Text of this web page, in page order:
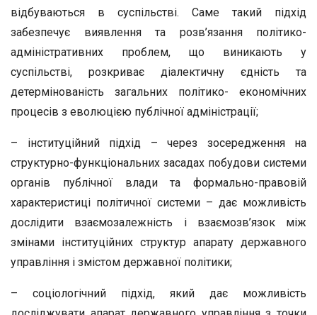
відбуваються в суспільстві. Саме такий підхід
забезпечує виявлення та розв’язання політико-
адміністративних проблем, що виникають у
суспільстві, розкриває діалектичну єдність та
детермінованість загальних політико- економічних
процесів з еволюцією публічної адміністрації;
– інституційний підхід – через зосередження на
структурно-функціональних засадах побудови системи
органів публічної влади та формально-правовій
характеристиці політичної системи – дає можливість
дослідити взаємозалежність і взаємозв’язок між
змінами інституційних структур апарату державного
управління і змістом державної політики;
– соціологічний підхід, який дає можливість